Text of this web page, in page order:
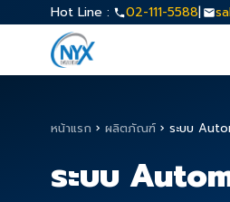
Hot Line : 02-111-5588|
หน้าแรก › ผลิตภัณฑ์ › ระบบ
ระบบ